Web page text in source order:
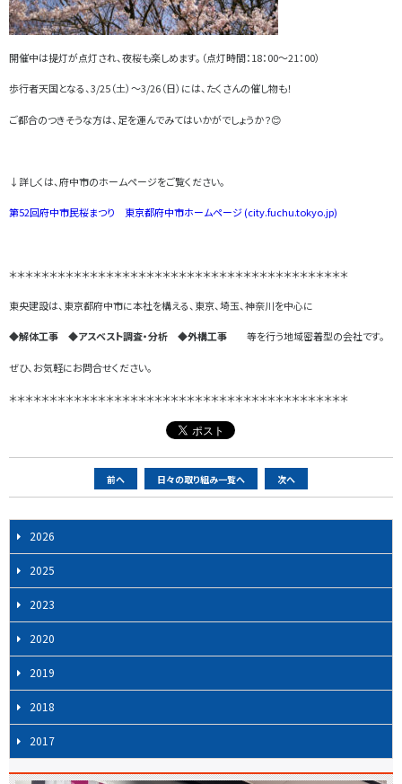
開催中は提灯が点灯され、夜桜も楽しめます。（点灯時間：18：00～21：00）
歩行者天国となる、3/25（土）～3/26（日）には、たくさんの催し物も！
ご都合のつきそうな方は、足を運んでみてはいかがでしょうか？😊
↓詳しくは、府中市のホームページをご覧ください。
第52回府中市民桜まつり 東京都府中市ホームページ (city.fuchu.tokyo.jp)
＊＊＊＊＊＊＊＊＊＊＊＊＊＊＊＊＊＊＊＊＊＊＊＊＊＊＊＊＊＊＊＊＊＊＊＊＊＊＊＊＊＊
東央建設は、東京都府中市に本社を構える、東京、埼玉、神奈川を中心に
◆解体工事 ◆アスベスト調査・分析 ◆外構工事 等を行う地域密着型の会社です。
ぜひ、お気軽にお問合せください。
＊＊＊＊＊＊＊＊＊＊＊＊＊＊＊＊＊＊＊＊＊＊＊＊＊＊＊＊＊＊＊＊＊＊＊＊＊＊＊＊＊＊
ー
ジ
ナ
ビ
ゲ
ー
シ
ョ
ン
前へ 日々の取り組み一覧へ 次へ
2026
2025
2023
2020
2019
2018
2017